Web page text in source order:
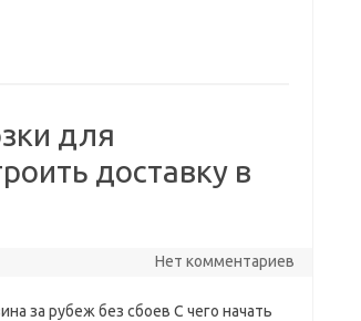
для
доставку в
Нет комментариев
за рубеж без сбоев С чего начать